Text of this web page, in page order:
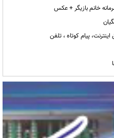
خانم بازیگر + عکس
پیام کوتاه ، تلفن